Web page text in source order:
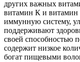
других важных
витамин К и витамин
иммунную систему,
поддерживают
своей способностью
содержит низкое
богат пищевыми